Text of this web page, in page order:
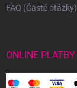
FAQ (Časté otázky)
ONLINE PLATBY